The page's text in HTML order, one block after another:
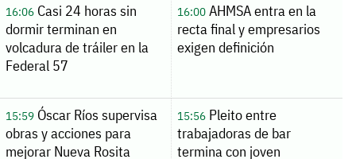
16:06Casi 24 horas sin
dormir terminan en
volcadura de tráiler en la
Federal 57
16:00AHMSA entra en la
recta final y empresarios
exigen definición
15:59Óscar Ríos supervisa
obras y acciones para
mejorar Nueva Rosita
15:56Pleito entre
trabajadoras de bar
termina con joven